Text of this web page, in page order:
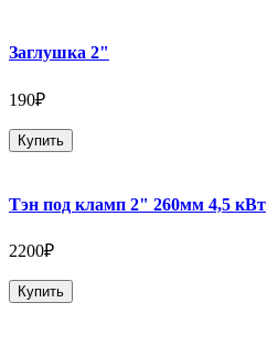
Заглушка 2"
190₽
Купить
Тэн под кламп 2" 260мм 4,5 кВт
2200₽
Купить